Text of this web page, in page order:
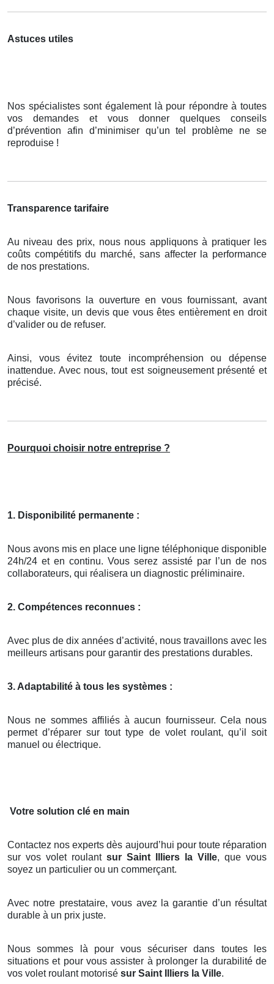
Astuces utiles
Nos spécialistes sont également là pour répondre à toutes
vos demandes et vous donner quelques conseils
d’prévention afin d’minimiser qu’un tel problème ne se
reproduise !
Transparence tarifaire
Au niveau des prix, nous nous appliquons à pratiquer les
coûts compétitifs du marché, sans affecter la performance
de nos prestations.
Nous favorisons la ouverture en vous fournissant, avant
chaque visite, un devis que vous êtes entièrement en droit
d’valider ou de refuser.
Ainsi, vous évitez toute incompréhension ou dépense
inattendue. Avec nous, tout est soigneusement présenté et
précisé.
Pourquoi choisir notre entreprise ?
1. Disponibilité permanente :
Nous avons mis en place une ligne téléphonique disponible
24h/24 et en continu. Vous serez assisté par l’un de nos
collaborateurs, qui réalisera un diagnostic préliminaire.
2. Compétences reconnues :
Avec plus de dix années d’activité, nous travaillons avec les
meilleurs artisans pour garantir des prestations durables.
3. Adaptabilité à tous les systèmes :
Nous ne sommes affiliés à aucun fournisseur. Cela nous
permet d’réparer sur tout type de volet roulant, qu’il soit
manuel ou électrique.
Votre solution clé en main
Contactez nos experts dès aujourd’hui pour toute réparation
sur vos volet roulant sur Saint Illiers la Ville, que vous
soyez un particulier ou un commerçant.
Avec notre prestataire, vous avez la garantie d’un résultat
durable à un prix juste.
Nous sommes là pour vous sécuriser dans toutes les
situations et pour vous assister à prolonger la durabilité de
vos volet roulant motorisé sur Saint Illiers la Ville.